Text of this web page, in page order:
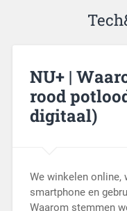
NU+ |
rood
digitaal)
We winkelen online,
smartphone en
Waarom stemmen